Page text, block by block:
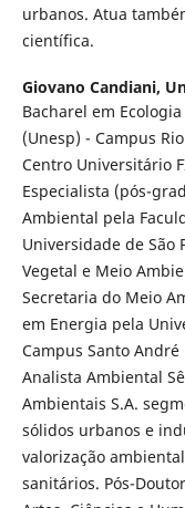
urbanos. Atua
científica.
Giovano Candiani,
Bacharel em
(Unesp) - Campus
Centro Universitário
Especialista (pós-
Ambiental pela
Universidade de São
Vegetal e Meio
Secretaria do Meio
em Energia pela
Campus Santo
Analista Ambiental
Ambientais S.A.
sólidos urbanos e
valorização
sanitários. Pós-